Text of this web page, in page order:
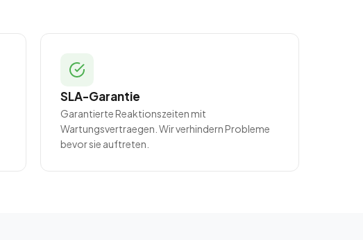
SLA-Garantie
Garantierte Reaktionszeiten mit
Wartungsvertraegen. Wir verhindern Probleme
bevor sie auftreten.